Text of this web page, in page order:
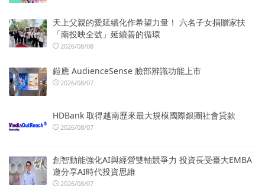
天上父親的愛延續化作希望力量！ 六名子女捐贈家扶
「南投映全號」延續善的循環
2026/08/08
鎧應 AudienceSense 臉部辨識功能上市
2026/08/07
HDBank 取得越南歷來最大規模國際銀團社會貸款
2026/08/07
創智動能強化AI與經營雙軸競爭力 投資長受臺大EMBA
邀分享AI時代投資思維
2026/08/07